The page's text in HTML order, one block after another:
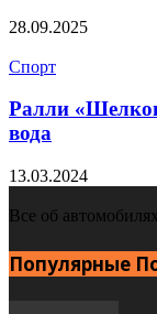
28.09.2025
Спорт
Ралли
вода
13.03.2024
Все об автомобилях
Популярные